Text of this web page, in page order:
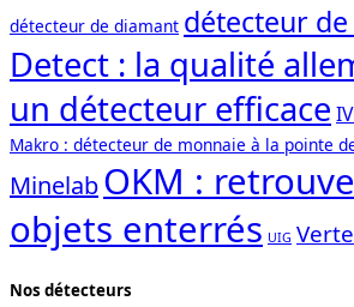
détecteur de diamant détecteur
Detect : la qualité
un détecteur efficace
Makro : détecteur de monnaie à la pointe
MinelabOKM :
objets enterrés UIG
Nos détecteurs